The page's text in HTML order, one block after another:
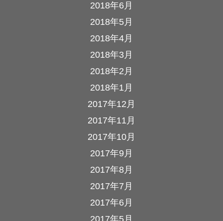
2018年6月
2018年5月
2018年4月
2018年3月
2018年2月
2018年1月
2017年12月
2017年11月
2017年10月
2017年9月
2017年8月
2017年7月
2017年6月